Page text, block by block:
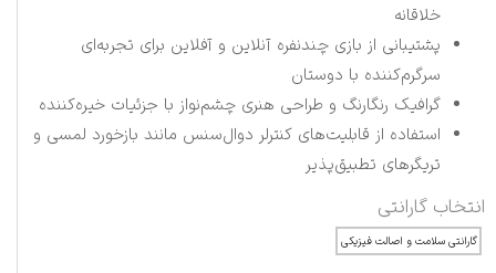
خلاقانه
پشتیبانی از بازی چندنفره آنلاین و آفلاین برای تجربه‌ای
سرگرم‌کننده با دوستان
گرافیک رنگارنگ و طراحی هنری چشم‌نواز با جزئیات خیره‌کننده
استفاده از قابلیت‌های کنترلر دوال‌سنس مانند بازخورد لمسی و
تریگرهای تطبیق‌پذیر
انتخاب گارانتی
گارانتی سلامت و اصالت فیزیکی